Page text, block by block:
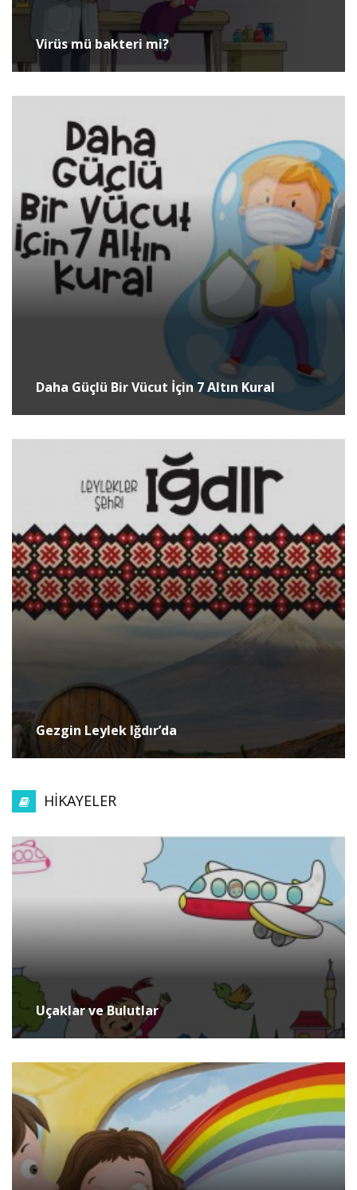
Virüs mü bakteri mi?
Daha Güçlü Bir Vücut İçin 7 Altın Kural
Gezgin Leylek Iğdır’da
HİKAYELER
Uçaklar ve Bulutlar